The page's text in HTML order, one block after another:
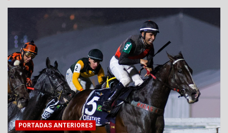
PORTADAS ANTERIORES